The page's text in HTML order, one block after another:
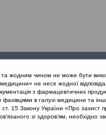
проекту
жодним чином не може бути
не несе жодної
з фармацевтичних
фахівцями в галузі медицини та
15 Закону України «Про захист
зі здоров’ям, необхідно